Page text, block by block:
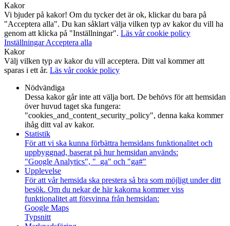
Kakor
Vi bjuder på kakor! Om du tycker det är ok, klickar du bara på
"Acceptera alla". Du kan såklart välja vilken typ av kakor du vill ha
genom att klicka på "Inställningar". Läs vår cookie policy
InställningarAcceptera alla
Kakor
Välj vilken typ av kakor du vill acceptera. Ditt val kommer att
sparas i ett år. Läs vår cookie policy
Nödvändiga
Dessa kakor går inte att välja bort. De behövs för att hemsidan
över huvud taget ska fungera:
"cookies_and_content_security_policy", denna kaka kommer
ihåg ditt val av kakor.
Statistik
För att vi ska kunna förbättra hemsidans funktionalitet och
uppbyggnad, baserat på hur hemsidan används:
"Google Analytics", "_ga" och "ga#"
Upplevelse
För att vår hemsida ska prestera så bra som möjligt under ditt
besök. Om du nekar de här kakorna kommer viss
funktionalitet att försvinna från hemsidan:
Google Maps
Typsnitt